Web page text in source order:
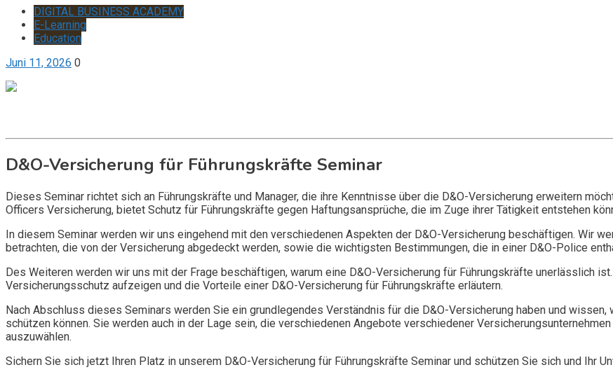
DIGITAL BUSINESS ACADEMY
E-Learning
Education
Juni 11, 2026 0
D&O-Versicherung für Führungskräfte Seminar
Dieses Seminar richtet sich an Führungskräfte und Manager, die ihre Kenntnisse über die D&O-Versicherung erweitern
Officers Versicherung, bietet Schutz für Führungskräfte gegen Haftungsansprüche, die im Zuge ihrer Tätigkeit entstehen
In diesem Seminar werden wir uns eingehend mit den verschiedenen Aspekten der D&O-Versicherung beschäftigen. Wir
betrachten, die von der Versicherung abgedeckt werden, sowie die wichtigsten Bestimmungen, die in einer D&O-Police
Des Weiteren werden wir uns mit der Frage beschäftigen, warum eine D&O-Versicherung für Führungskräfte unerlässlich
Versicherungsschutz aufzeigen und die Vorteile einer D&O-Versicherung für Führungskräfte erläutern.
Nach Abschluss dieses Seminars werden Sie ein grundlegendes Verständnis für die D&O-Versicherung haben und
schützen können. Sie werden auch in der Lage sein, die verschiedenen Angebote verschiedener
auszuwählen.
Sichern Sie sich jetzt Ihren Platz in unserem D&O-Versicherung für Führungskräfte Seminar und schützen Sie sich und Ihr